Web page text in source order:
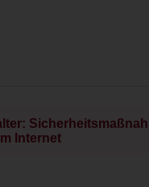
Internet